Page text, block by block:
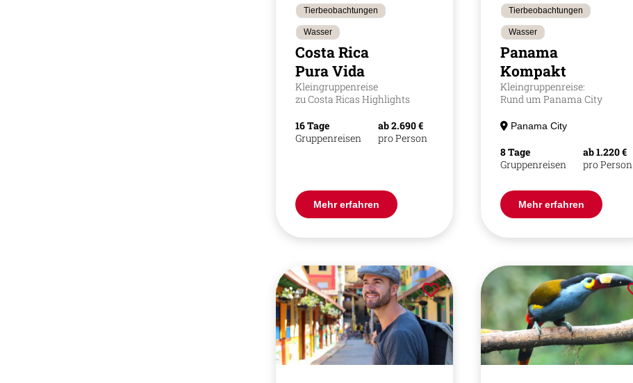
Tierbeobachtungen
Wasser
Costa Rica
Pura Vida
Kleingruppenreise
zu Costa Ricas Highlights
16 Tage
Gruppenreisen
ab 2.690 €
pro Person
Mehr erfahren
Tierbeobachtungen
Wasser
Panama
Kompakt
Kleingruppenreise:
Rund um Panama City
Panama City
8 Tage
Gruppenreisen
ab 1.220 €
pro Person
Mehr erfahren